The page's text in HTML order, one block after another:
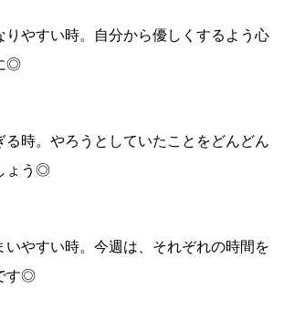
りやすい時。自分から優しくするよう心
◎
る時。やろうとしていたことをどんどん
ょう◎
いやすい時。今週は、それぞれの時間を
す◎